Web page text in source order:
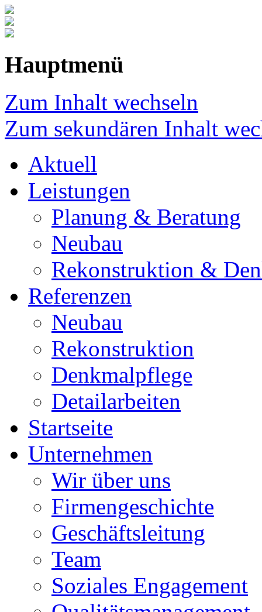
Hauptmenü
Zum Inhalt wechseln
Zum sekundären Inhalt
Aktuell
Leistungen
Planung & Beratung
Neubau
Rekonstruktion &
Referenzen
Neubau
Rekonstruktion
Denkmalpflege
Detailarbeiten
Startseite
Unternehmen
Wir über uns
Firmengeschichte
Geschäftsleitung
Team
Soziales Engagement